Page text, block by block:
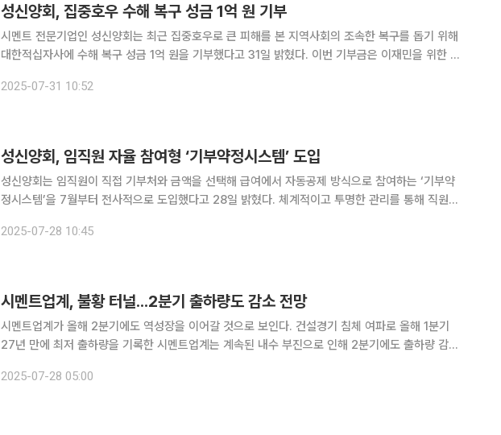
성신양회, 집중호우 수해 복구 성금 1억 원 기부
시멘트 전문기업인 성신양회는 최근 집중호우로 큰 피해를 본 지역사회의 조속한 복구를 돕기 위해
대한적십자사에 수해 복구 성금 1억 원을 기부했다고 31일 밝혔다. 이번 기부금은 이재민을 위한 긴
2025-07-31 10:52
성신양회, 임직원 자율 참여형 ‘기부약정시스템’ 도입
성신양회는 임직원이 직접 기부처와 금액을 선택해 급여에서 자동공제 방식으로 참여하는 ‘기부약
정시스템’을 7월부터 전사적으로 도입했다고 28일 밝혔다. 체계적이고 투명한 관리를 통해 직원이
음’으로 기부활동을 해왔다.
2025-07-28 10:45
시멘트업계, 불황 터널...2분기 출하량도 감소 전망
시멘트업계가 올해 2분기에도 역성장을 이어갈 것으로 보인다. 건설경기 침체 여파로 올해 1분기
27년 만에 최저 출하량을 기록한 시멘트업계는 계속된 내수 부진으로 인해 2분기에도 출하량 감소
시멘트사들의 시멘트 내수 출하량은 1분기에 이어 감소세를 이어갈
2025-07-28 05:00